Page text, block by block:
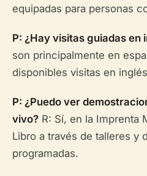
equipadas para personas
P: ¿Hay visitas guiadas en
son principalmente en
disponibles visitas en
P: ¿Puedo ver
vivo? R: Sí, en la Imprenta
Libro a través de talleres y
programadas.